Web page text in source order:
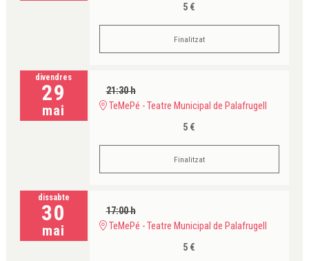
5 €
Finalitzat
divendres
29
mai
21:30 h
TeMePé - Teatre Municipal de Palafrugell
5 €
Finalitzat
dissabte
30
mai
17:00 h
TeMePé - Teatre Municipal de Palafrugell
5 €